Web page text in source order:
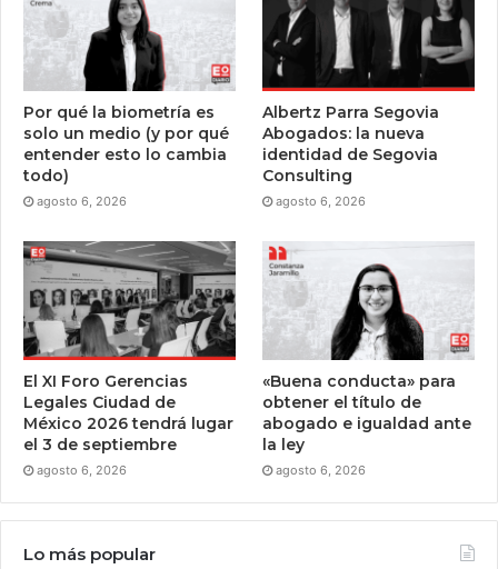
Por qué la biometría es
solo un medio (y por qué
entender esto lo cambia
todo)
agosto 6, 2026
Albertz Parra Segovia
Abogados: la nueva
identidad de Segovia
Consulting
agosto 6, 2026
El XI Foro Gerencias
Legales Ciudad de
México 2026 tendrá lugar
el 3 de septiembre
agosto 6, 2026
«Buena conducta» para
obtener el título de
abogado e igualdad ante
la ley
agosto 6, 2026
Lo más popular